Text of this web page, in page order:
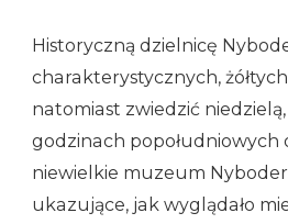
Historyczną dzielnicę
charakterystycznych,
natomiast zwiedzić
godzinach popołudniowych
niewielkie muzeum
ukazujące, jak wyglądało